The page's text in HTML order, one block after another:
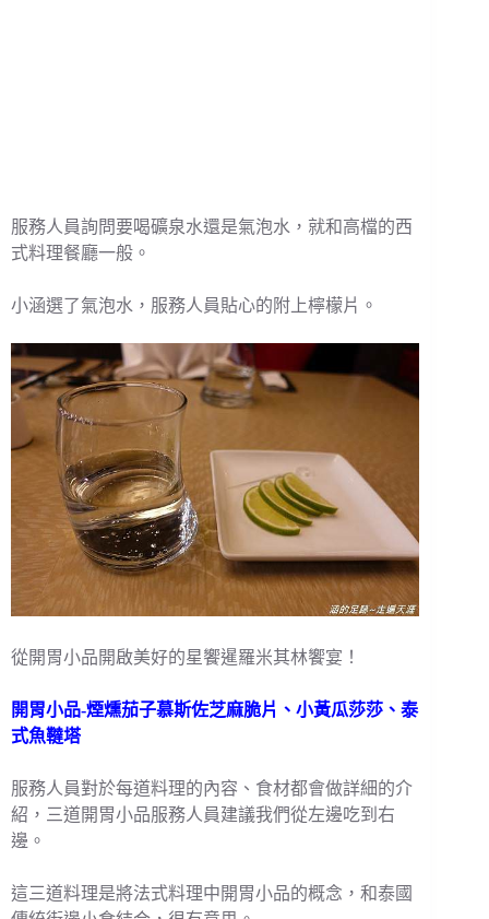
服務人員詢問要喝礦泉水還是氣泡水，就和高檔的西
式料理餐廳一般。
小涵選了氣泡水，服務人員貼心的附上檸檬片。
從開胃小品開啟美好的星饗暹羅米其林饗宴！
開胃小品-煙燻茄子慕斯佐芝麻脆片、小黃瓜莎莎、泰
式魚韃塔
服務人員對於每道料理的內容、食材都會做詳細的介
紹，三道開胃小品服務人員建議我們從左邊吃到右
邊。
這三道料理是將法式料理中開胃小品的概念，和泰國